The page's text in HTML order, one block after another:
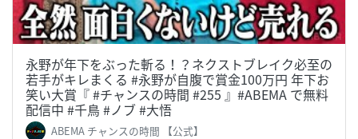
永野が年下をぶった斬る！？ネクストブレイク必至の
若手がキレまくる #永野が自腹で賞金100万円 年下お
笑い大賞『 #チャンスの時間 #255 』#ABEMA で無料
配信中 #千鳥 #ノブ #大悟
ABEMA チャンスの時間 【公式】